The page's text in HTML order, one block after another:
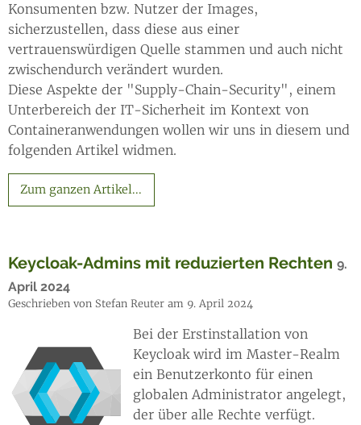
Konsumenten bzw. Nutzer der Images,
sicherzustellen, dass diese aus einer
vertrauenswürdigen Quelle stammen und auch nicht
zwischendurch verändert wurden.
Diese Aspekte der "Supply-Chain-Security", einem
Unterbereich der IT-Sicherheit im Kontext von
Containeranwendungen wollen wir uns in diesem und
folgenden Artikel widmen.
Zum ganzen Artikel...
Keycloak-Admins mit reduzierten Rechten 9.
April 2024
Geschrieben von Stefan Reuter am 9. April 2024
Bei der Erstinstallation von
Keycloak wird im Master-Realm
ein Benutzerkonto für einen
globalen Administrator angelegt,
der über alle Rechte verfügt.